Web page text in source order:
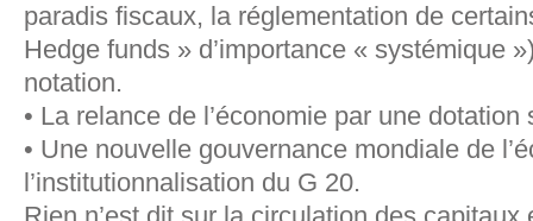
paradis fiscaux, la réglementation de
Hedge funds » d’importance « systémique
notation.
• La relance de l’économie par une
• Une nouvelle gouvernance mondiale de
l’institutionnalisation du G 20.